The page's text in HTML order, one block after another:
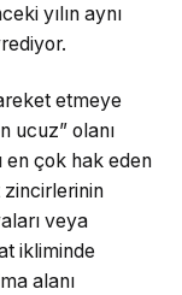
yılın aynı
etmeye
ucuz” olanı
en çok hak eden
veya
ikliminde
alanı